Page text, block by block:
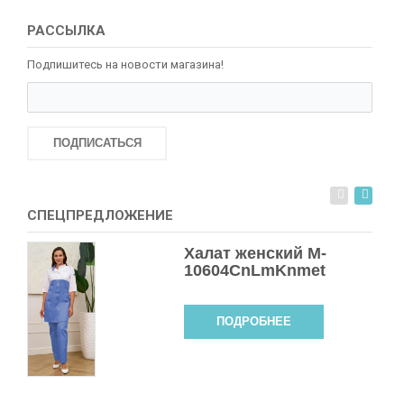
РАССЫЛКА
Подпишитесь на новости магазина!
ПОДПИСАТЬСЯ
СПЕЦПРЕДЛОЖЕНИЕ
Халат женский M-
10604СnLmKnmet
ПОДРОБНЕЕ